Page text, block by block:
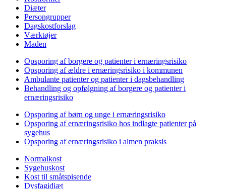
Diæter
Persongrupper
Dagskostforslag
Værktøjer
Maden
Opsporing af borgere og patienter i ernæringsrisiko
Opsporing af ældre i ernæringsrisiko i kommunen
Ambulante patienter og patienter i dagsbehandling
Behandling og opfølgning af borgere og patienter i
ernæringsrisiko
Opsporing af børn og unge i ernæringsrisiko
Opsporing af ernæringsrisiko hos indlagte patienter på
sygehus
Opsporing af ernæringsrisiko i almen praksis
Normalkost
Sygehuskost
Kost til småtspisende
Dysfagidiæt